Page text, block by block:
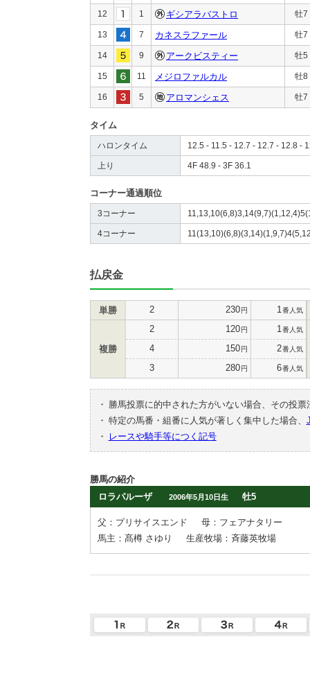
12 1 ギシアラバストロ 牡7
13 7 カネスラファール 牡7
14 9 アークビスティー 牡5
15 11 メジロファルカル 牡8
16 5 アロマンシェス 牡7
タイム
ハロンタイム 12.5 - 11.5 - 12.7 - 12.7 - 12.8 -
上り 4F 48.9 - 3F 36.1
コーナー通過順位
3コーナー
4コーナー
払戻金
単勝 2 230円 1 番人気
複勝
2 120円 1 番人気
4 150円 2番人気
3 280円 6番人気
・
勝馬投票に的中された方がいない場合、その投
・ 特定の馬番・組番に人気が著しく集中した場合、
・
レースや騎手等につく記号
勝馬の紹介
ロラパルーザ
2006年5月10日生 牡5
父：プリサイスエンド
母：フェアナタリー
馬主：髙樽 さゆり
生産牧場：斉藤英牧場